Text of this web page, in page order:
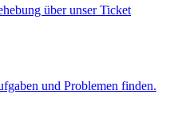
über unser Ticket
und Problemen finden.